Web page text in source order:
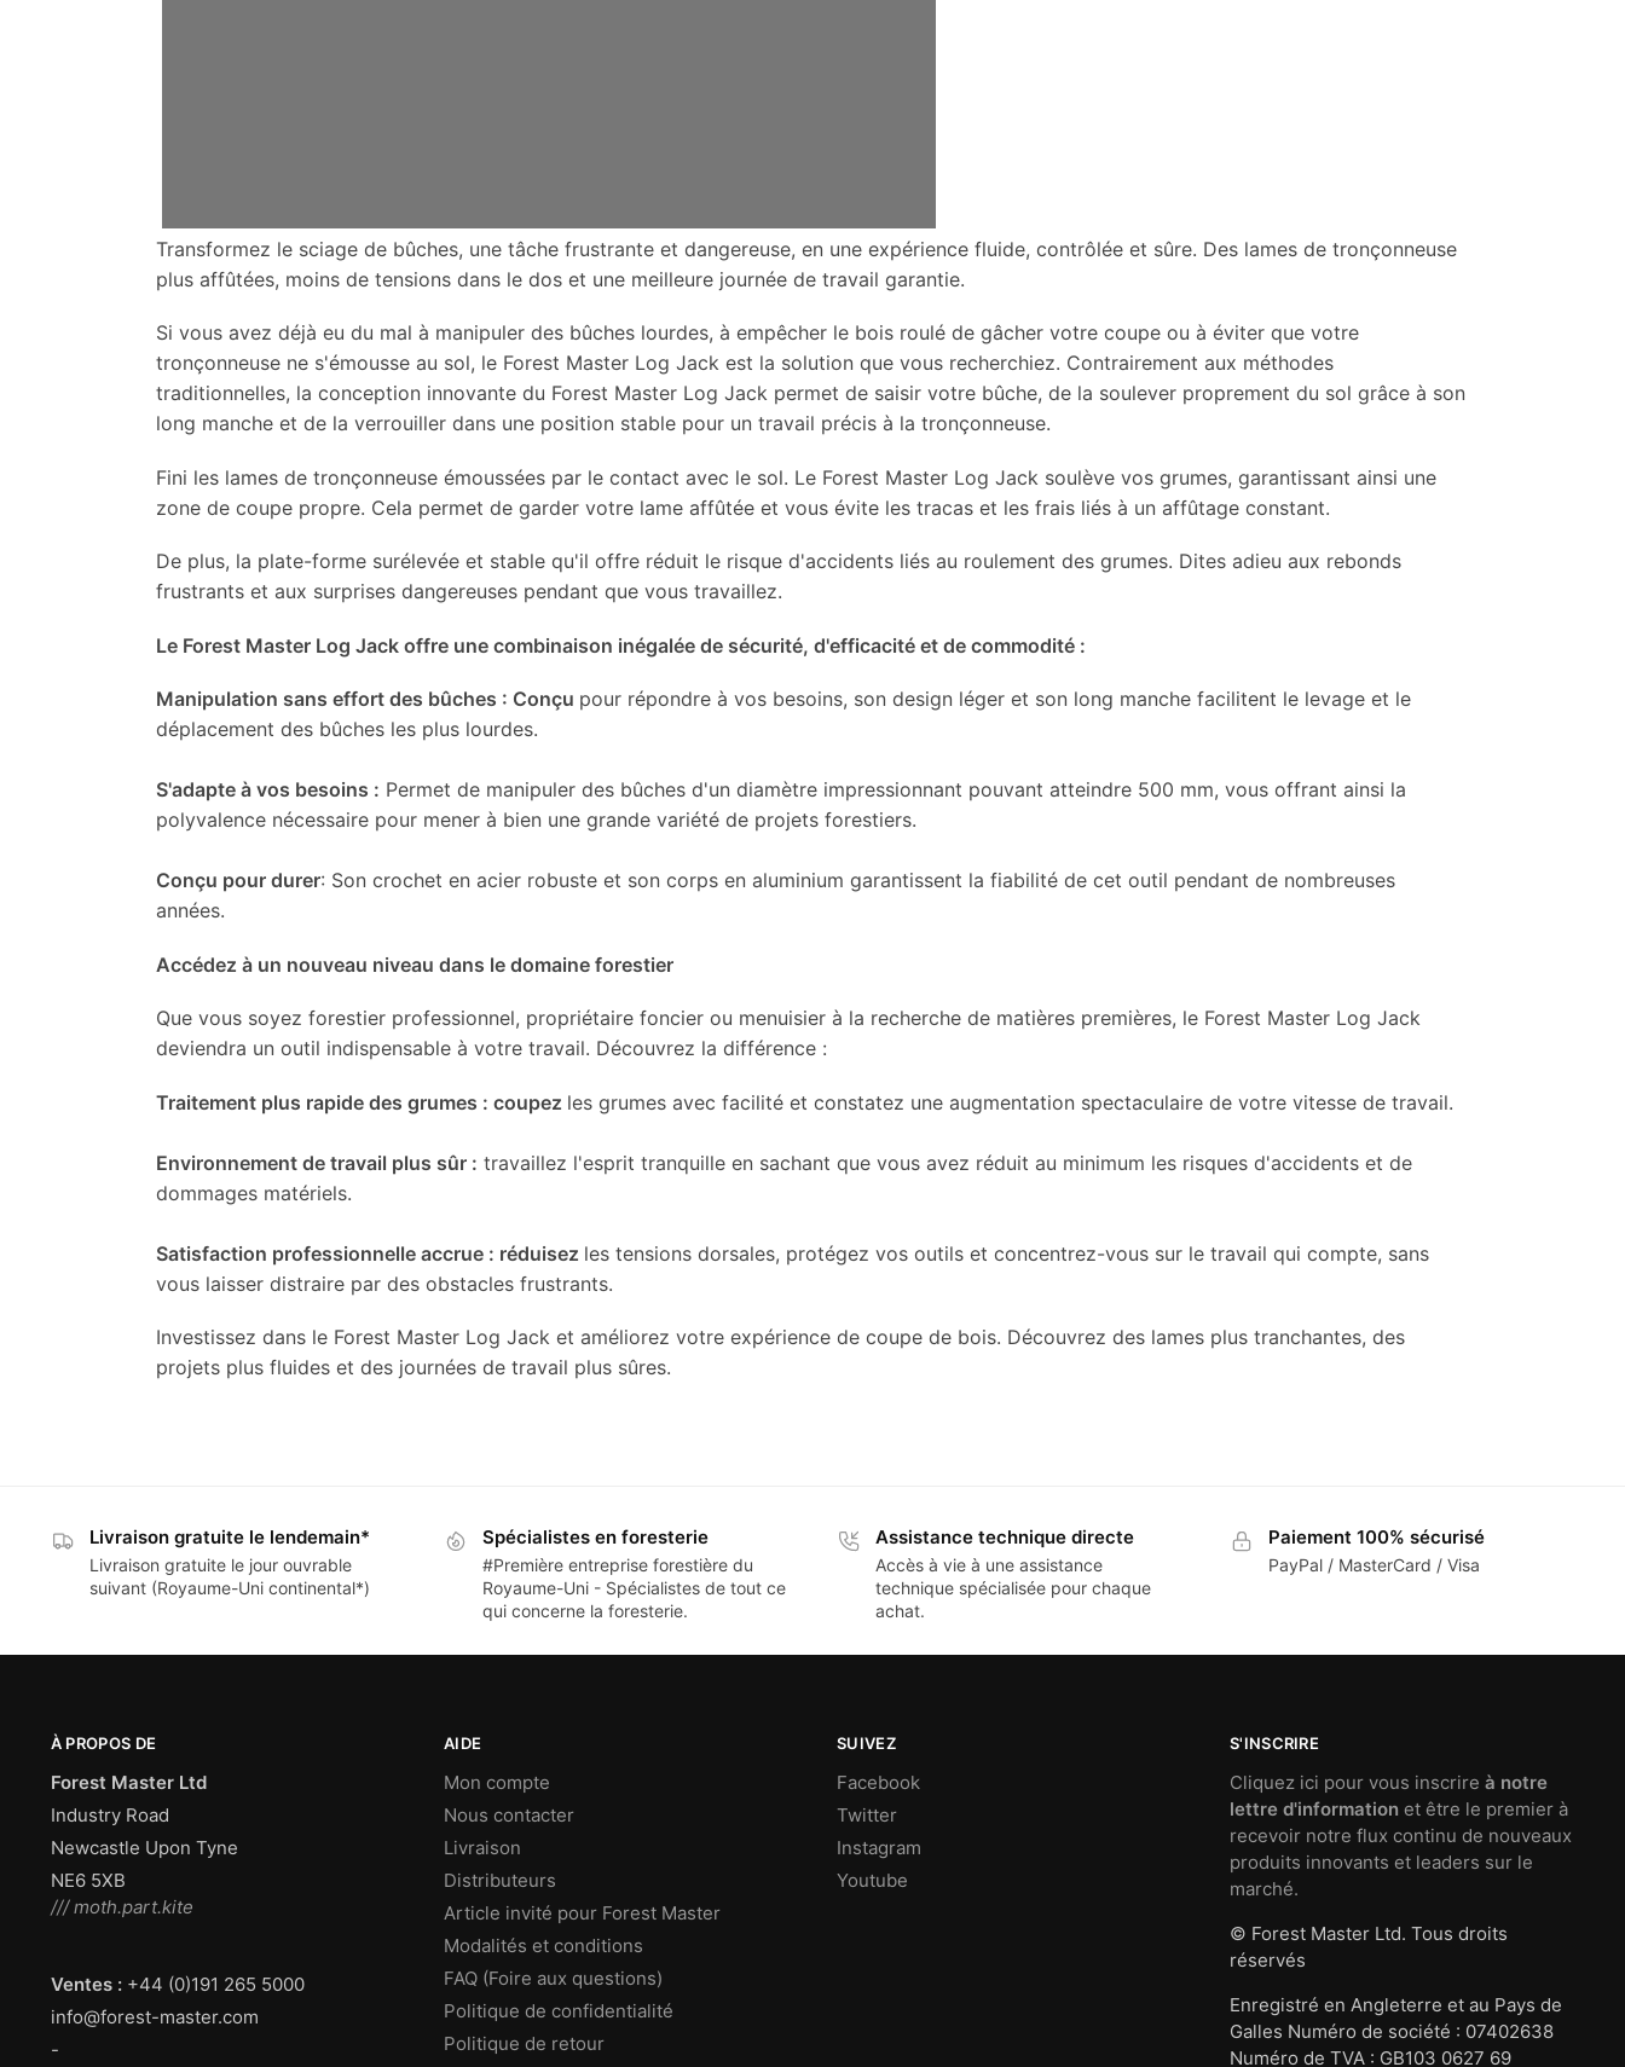
Transformez le sciage de bûches, une tâche frustrante et dangereuse, en une expérience fluide, contrôlée et sûre. Des lames de tronçonneuse
plus affûtées, moins de tensions dans le dos et une meilleure journée de travail garantie.
Si vous avez déjà eu du mal à manipuler des bûches lourdes, à empêcher le bois roulé de gâcher votre coupe ou à éviter que votre
tronçonneuse ne s'émousse au sol, le Forest Master Log Jack est la solution que vous recherchiez. Contrairement aux méthodes
traditionnelles, la conception innovante du Forest Master Log Jack permet de saisir votre bûche, de la soulever proprement du sol grâce à son
long manche et de la verrouiller dans une position stable pour un travail précis à la tronçonneuse.
Fini les lames de tronçonneuse émoussées par le contact avec le sol. Le Forest Master Log Jack soulève vos grumes, garantissant ainsi une
zone de coupe propre. Cela permet de garder votre lame affûtée et vous évite les tracas et les frais liés à un affûtage constant.
De plus, la plate-forme surélevée et stable qu'il offre réduit le risque d'accidents liés au roulement des grumes. Dites adieu aux rebonds
frustrants et aux surprises dangereuses pendant que vous travaillez.
Le Forest Master Log Jack offre une combinaison inégalée de sécurité, d'efficacité et de commodité :
Manipulation sans effort des bûches : Conçu pour répondre à vos besoins, son design léger et son long manche facilitent le levage et le
déplacement des bûches les plus lourdes.
S'adapte à vos besoins : Permet de manipuler des bûches d'un diamètre impressionnant pouvant atteindre 500 mm, vous offrant ainsi la
polyvalence nécessaire pour mener à bien une grande variété de projets forestiers.
Conçu pour durer: Son crochet en acier robuste et son corps en aluminium garantissent la fiabilité de cet outil pendant de nombreuses
années.
Accédez à un nouveau niveau dans le domaine forestier
Que vous soyez forestier professionnel, propriétaire foncier ou menuisier à la recherche de matières premières, le Forest Master Log Jack
deviendra un outil indispensable à votre travail. Découvrez la différence :
Traitement plus rapide des grumes : coupez les grumes avec facilité et constatez une augmentation spectaculaire de votre vitesse de travail.
Environnement de travail plus sûr : travaillez l'esprit tranquille en sachant que vous avez réduit au minimum les risques d'accidents et de
dommages matériels.
Satisfaction professionnelle accrue : réduisez les tensions dorsales, protégez vos outils et concentrez-vous sur le travail qui compte, sans
vous laisser distraire par des obstacles frustrants.
Investissez dans le Forest Master Log Jack et améliorez votre expérience de coupe de bois. Découvrez des lames plus tranchantes, des
projets plus fluides et des journées de travail plus sûres.
Livraison gratuite le lendemain*
Livraison gratuite le jour ouvrable
suivant (Royaume-Uni continental*)
Spécialistes en foresterie
#Première entreprise forestière du
Royaume-Uni - Spécialistes de tout ce
qui concerne la foresterie.
Assistance technique directe
Accès à vie à une assistance
technique spécialisée pour chaque
achat.
Paiement 100% sécurisé
PayPal / MasterCard / Visa
À PROPOS DE
Forest Master Ltd
Industry Road
Newcastle Upon Tyne
NE6 5XB
/// moth.part.kite
Ventes :+44 (0)191 265 5000
info@forest-master.com
-
AIDE
Mon compte
Nous contacter
Livraison
Distributeurs
Article invité pour Forest Master
Modalités et conditions
FAQ (Foire aux questions)
Politique de confidentialité
Politique de retour
SUIVEZ
Facebook
Twitter
Instagram
Youtube
S'INSCRIRE
Cliquez ici pour vous inscrireà notre
lettre d'information et être le premier à
recevoir notre flux continu de nouveaux
produits innovants et leaders sur le
marché.
© Forest Master Ltd. Tous droits
réservés
Enregistré en Angleterre et au Pays de
Galles Numéro de société : 07402638
Numéro de TVA : GB103 0627 69